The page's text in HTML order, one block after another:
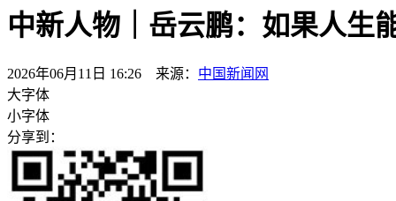
中新人物｜岳云鹏：如果人生
2026年06月11日 16:26 来源： 中国新闻网
大字体
小字体
分享到：